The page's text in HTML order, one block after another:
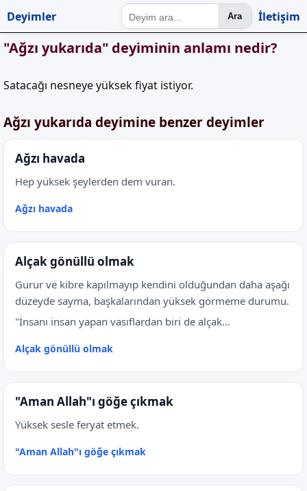
Deyimler Ara İletişim
"Ağzı yukarıda" deyiminin anlamı nedir?
Satacağı nesneye yüksek fiyat istiyor.
Ağzı yukarıda deyimine benzer deyimler
Ağzı havada
Hep yüksek şeylerden dem vuran.
Ağzı havada
Alçak gönüllü olmak
Gurur ve kibre kapılmayıp kendini olduğundan daha aşağı
düzeyde sayma, başkalarından yüksek görmeme durumu.
"İnsanı insan yapan vasıflardan biri de alçak...
Alçak gönüllü olmak
"Aman Allah"ı göğe çıkmak
Yüksek sesle feryat etmek.
"Aman Allah"ı göğe çıkmak